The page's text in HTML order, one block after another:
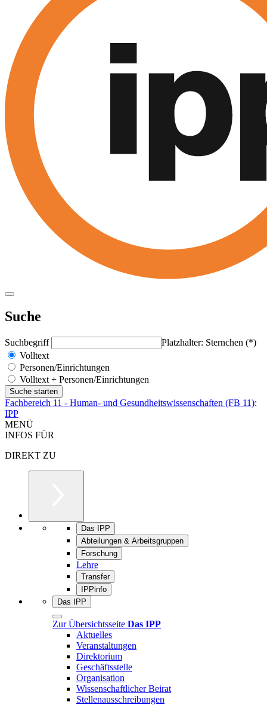
Suche
Suchbegriff
Platzhalter: Sternchen (*)
Volltext
Personen/Einrichtungen
Volltext + Personen/Einrichtungen
Fachbereich 11 - Human- und Gesundheitswissenschaften (FB 11):
IPP
MENÜ
INFOS FÜR
DIREKT ZU
Das IPP
Abteilungen & Arbeitsgruppen
Forschung
Lehre
Transfer
IPPinfo
Das IPP
Zur Übersichtsseite Das IPP
Aktuelles
Veranstaltungen
Direktorium
Geschäftsstelle
Organisation
Wissenschaftlicher Beirat
Stellenausschreibungen